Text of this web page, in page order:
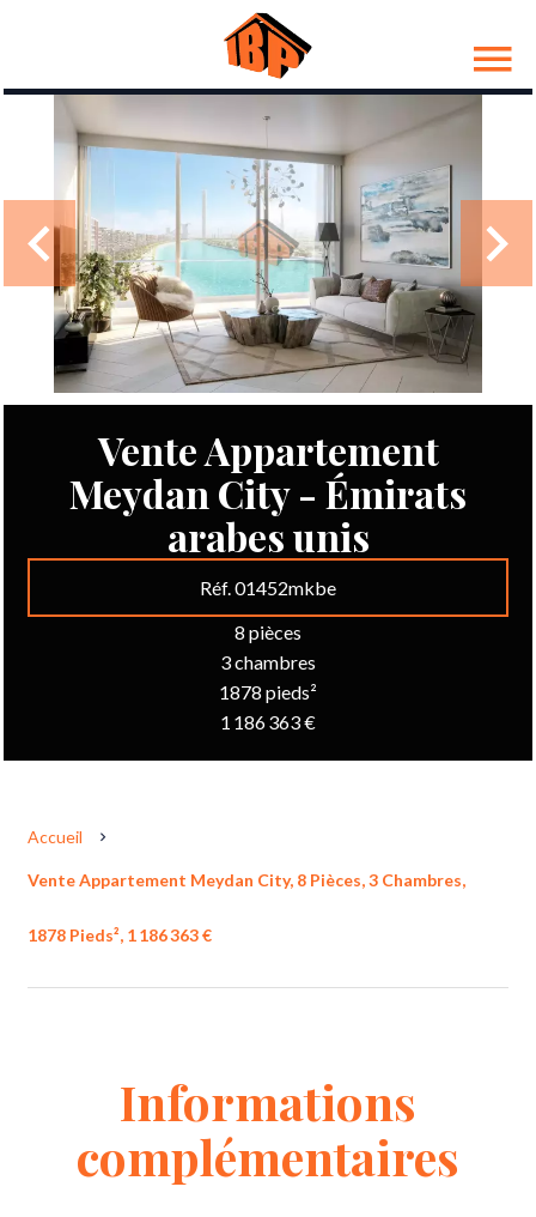
Vente Appartement
Meydan City - Émirats
arabes unis
Réf. 01452mkbe
8 pièces
3 chambres
1878 pieds²
1 186 363 €
Accueil
Vente Appartement Meydan City, 8 Pièces, 3 Chambres,
1878 Pieds², 1 186 363 €
Informations
complémentaires